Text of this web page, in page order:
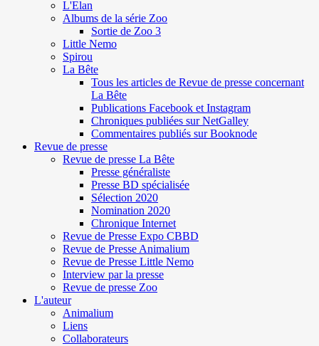
L'Elan
Albums de la série Zoo
Sortie de Zoo 3
Little Nemo
Spirou
La Bête
Tous les articles de Revue de presse concernant
La Bête
Publications Facebook et Instagram
Chroniques publiées sur NetGalley
Commentaires publiés sur Booknode
Revue de presse
Revue de presse La Bête
Presse généraliste
Presse BD spécialisée
Sélection 2020
Nomination 2020
Chronique Internet
Revue de Presse Expo CBBD
Revue de Presse Animalium
Revue de Presse Little Nemo
Interview par la presse
Revue de presse Zoo
L'auteur
Animalium
Liens
Collaborateurs